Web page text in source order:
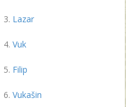
Lazar
Vuk
Filip
Vukašin